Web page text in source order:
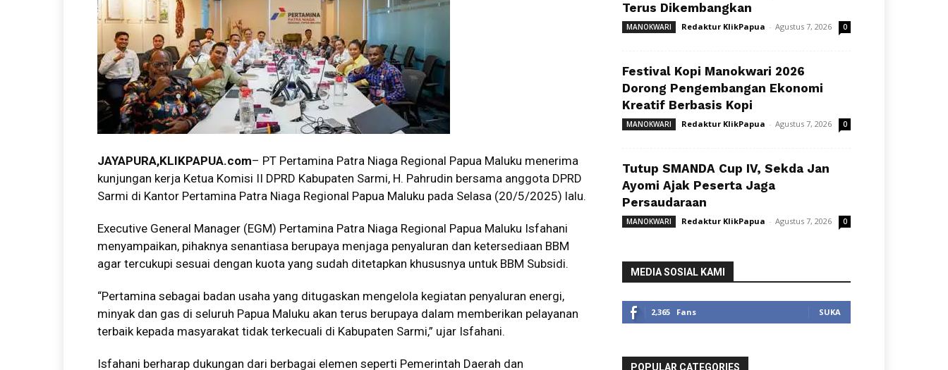
JAYAPURA,KLIKPAPUA.com– PT Pertamina Patra Niaga Regional Papua Maluku menerima
kunjungan kerja Ketua Komisi II DPRD Kabupaten Sarmi, H. Pahrudin bersama anggota DPRD
Sarmi di Kantor Pertamina Patra Niaga Regional Papua Maluku pada Selasa (20/5/2025) lalu.
Executive General Manager (EGM) Pertamina Patra Niaga Regional Papua Maluku Isfahani
menyampaikan, pihaknya senantiasa berupaya menjaga penyaluran dan ketersediaan BBM
agar tercukupi sesuai dengan kuota yang sudah ditetapkan khususnya untuk BBM Subsidi.
“Pertamina sebagai badan usaha yang ditugaskan mengelola kegiatan penyaluran energi,
minyak dan gas di seluruh Papua Maluku akan terus berupaya dalam memberikan pelayanan
terbaik kepada masyarakat tidak terkecuali di Kabupaten Sarmi,” ujar Isfahani.
Isfahani berharap dukungan dari berbagai elemen seperti Pemerintah Daerah dan
Terus Dikembangkan
MANOKWARI Redaktur KlikPapua - Agustus 7, 2026 0
Festival Kopi Manokwari 2026
Dorong Pengembangan Ekonomi
Kreatif Berbasis Kopi
MANOKWARI Redaktur KlikPapua - Agustus 7, 2026 0
Tutup SMANDA Cup IV, Sekda Jan
Ayomi Ajak Peserta Jaga
Persaudaraan
MANOKWARI Redaktur KlikPapua - Agustus 7, 2026 0
MEDIA SOSIAL KAMI
2,365 Fans SUKA
POPULAR CATEGORIES